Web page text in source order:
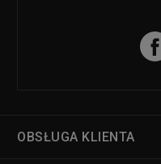
OBSŁUGA KLIENTA